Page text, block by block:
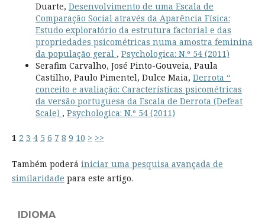
Duarte, Desenvolvimento de uma Escala de
Comparação Social através da Aparência Física:
Estudo exploratório da estrutura factorial e das
propriedades psicométricas numa amostra feminina
da população geral , Psychologica: N.º 54 (2011)
Serafim Carvalho, José Pinto-Gouveia, Paula
Castilho, Paulo Pimentel, Dulce Maia, Derrota “
conceito e avaliação: Características psicométricas
da versão portuguesa da Escala de Derrota (Defeat
Scale) , Psychologica: N.º 54 (2011)
1 2 3 4 5 6 7 8 9 10 > >>
Também poderá iniciar uma pesquisa avançada de
similaridade para este artigo.
IDIOMA